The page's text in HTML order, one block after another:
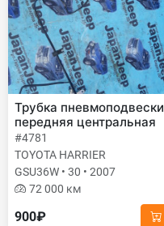
Трубка пневмоподвески
передняя центральная
#4781
TOYOTA HARRIER
GSU36W • 30 • 2007
72 000 км
900₽